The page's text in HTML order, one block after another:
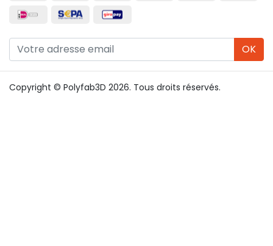
OK
Copyright © Polyfab3D 2026. Tous droits réservés.